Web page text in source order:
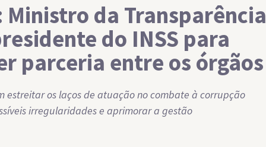
Ministro da Transparência
do INSS para
parceria entre os órgãos
estreitar os laços de atuação no combate à corrupção
irregularidades e aprimorar a gestão